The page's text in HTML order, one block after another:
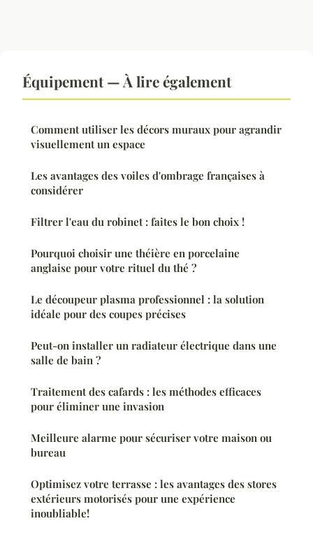
Équipement — À lire également
Comment utiliser les décors muraux pour agrandir
visuellement un espace
Les avantages des voiles d'ombrage françaises à
considérer
Filtrer l'eau du robinet : faites le bon choix !
Pourquoi choisir une théière en porcelaine
anglaise pour votre rituel du thé ?
Le découpeur plasma professionnel : la solution
idéale pour des coupes précises
Peut-on installer un radiateur électrique dans une
salle de bain ?
Traitement des cafards : les méthodes efficaces
pour éliminer une invasion
Meilleure alarme pour sécuriser votre maison ou
bureau
Optimisez votre terrasse : les avantages des stores
extérieurs motorisés pour une expérience
inoubliable!